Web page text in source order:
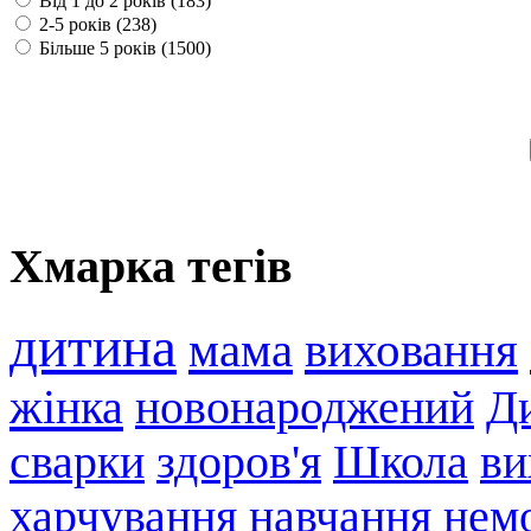
2-5 років (238)
Більше 5 років (1500)
Хмарка тегів
дитина мама виховання
жінка новонароджений
сварки здоров'я Школа
харчування навчання